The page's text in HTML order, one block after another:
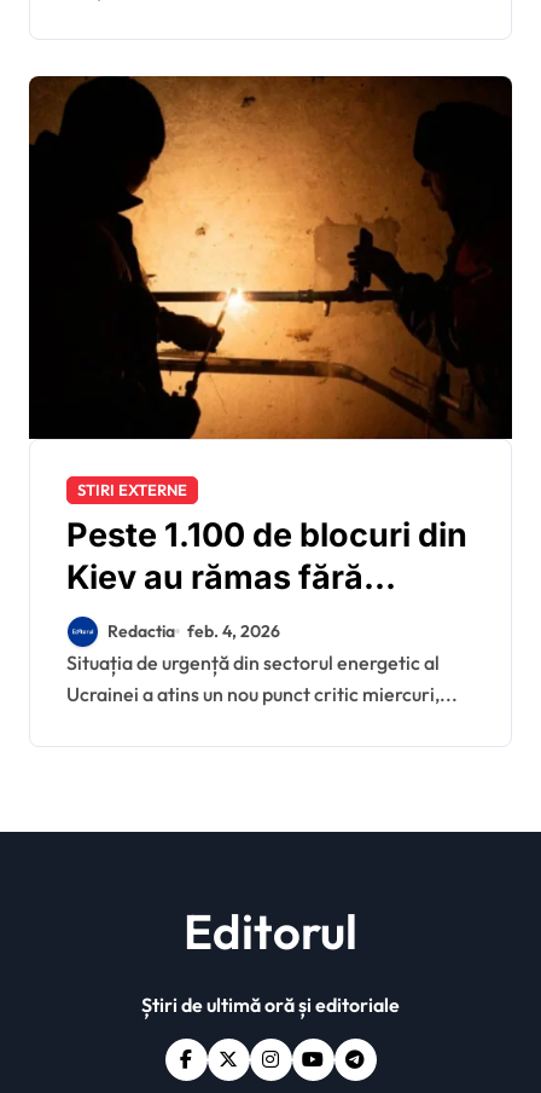
STIRI EXTERNE
Peste 1.100 de blocuri din
Kiev au rămas fără
căldură după atacurile
rusești: Zelenski cere
ajutor internațional
Redactia feb. 4, 2026
Situația de urgență din sectorul energetic al
Ucrainei a atins un nou punct critic miercuri,...
Editorul
Știri de ultimă oră și editoriale